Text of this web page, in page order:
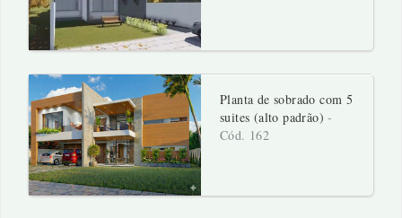
Planta de sobrado com 5
suites (alto padrão)-
Cód. 162